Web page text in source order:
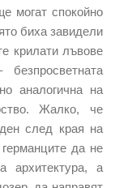
могат спокойно
биха завидели
крилати лъвове
аналогична на
Жалко, че
след края на
да не
архитектура, а